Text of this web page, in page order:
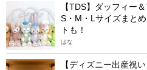
【TDS】ダッフィー
S・M・Lサイズまと
トも！
はな
【ディズニー出産祝